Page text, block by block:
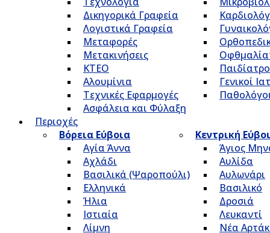
Δικηγορικά Γραφεία
Λογιστικά Γραφεία
Μεταφορές
Μετακινήσεις
ΚΤΕΟ
Αλουμίνια
Τεχνικές Εφαρμογές
Ασφάλεια και Φύλαξη
Γενικοί
Περιοχές
Βόρεια Εύβοια
Αγία Άννα
Αχλάδι
Βασιλικά (Ψαροπούλι)
Ελληνικά
Ήλια
Ιστιαία
Λίμνη
Κεντρική
Άγιος
Αυλίδα
Αυλωνάρι
Βασιλικό
Δροσιά
Λευκαντί
Νέα